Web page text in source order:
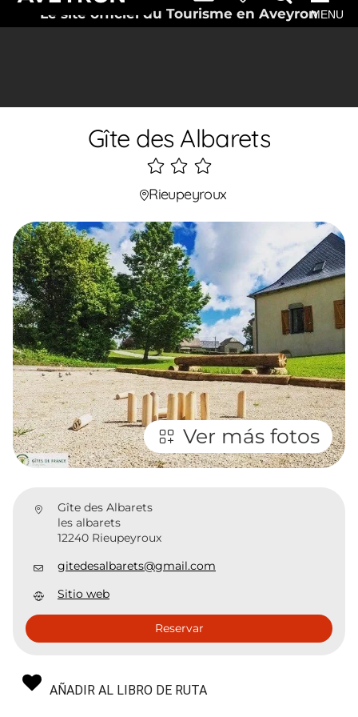
Le site officiel du Tourisme en AveyronMENU
Gîte des Albarets
3
étoiles
Rieupeyroux
Ver más fotos
Gîte des Albarets
les albarets
12240 Rieupeyroux
gitedesalbarets@gmail.com
Sitio web
Reservar
AÑADIR AL LIBRO DE RUTA